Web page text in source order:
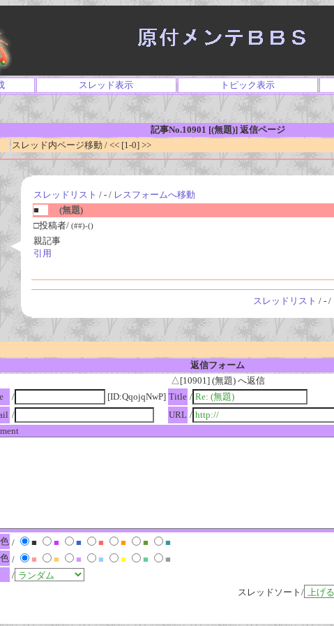
スレッド表示 トピック表示
記事No.10901 [(無題)] 返信ページ
スレッド内ページ移動 / << [1-0] >>
スレッドリスト / - / レスフォームへ移動
■
(無題)
□投稿者/ (##)-()
親記事
引用
スレッドリスト / - /
返信フォーム
△[10901] (無題) へ返信
/ [ID:QqojqNwP] Title /
/ URL /
/ ■ ■ ■ ■ ■ ■
■
/ ■ ■ ■ ■ ■ ■
■
/
スレッドソート/